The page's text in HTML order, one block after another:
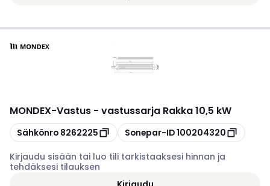
MONDEX-Vastus - vastussarja Rakka 10,5 kW
Kopioi
Sähkönro 8262225 Kopioi
Sonepar-ID100204320
Kirjaudu sisään tai luo tili tarkistaaksesi hinnan ja
tehdäksesi tilauksen